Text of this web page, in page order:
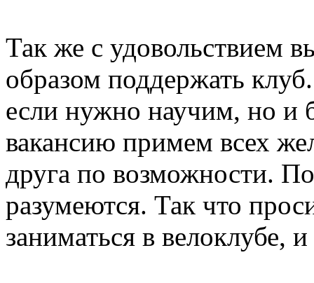
Так же с удовольствием
образом поддержать
если нужно научим, но и
вакансию примем всех
друга по возможности.
разумеются. Так что
заниматься в велоклубе,